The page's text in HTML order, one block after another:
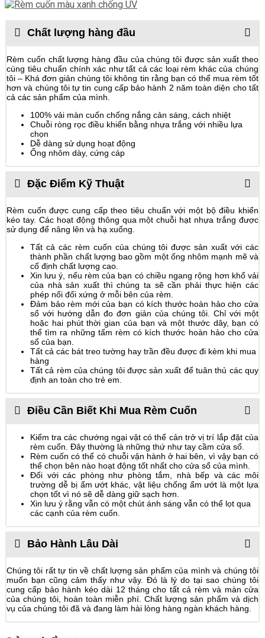
Chất lượng hàng đầu
Rèm cuốn chất lượng hàng đầu của chúng tôi được sản xuất theo
cùng tiêu chuẩn chính xác như tất cả các loại rèm khác của chúng
tôi – Khá đơn giản chúng tôi không tin rằng bạn có thể mua rèm tốt
hơn và chúng tôi tự tin cung cấp bảo hành 2 năm toàn diện cho tất
cả các sản phẩm của mình.
100% vải màn cuốn chống nắng cản sáng, cách nhiệt
Chuỗi ròng rọc điều khiển bằng nhựa trắng với nhiều lựa
chọn
Dễ dàng sử dụng hoạt động
Ống nhôm dày, cứng cáp
Đặc Điểm Kỹ Thuật
Rèm cuốn được cung cấp theo tiêu chuẩn với một bộ điều khiển
kéo tay. Các hoạt động thông qua một chuỗi hạt nhựa trắng được
sử dụng để nâng lên và hạ xuống.
Tất cả các rèm cuốn của chúng tôi được sản xuất với các
thành phần chất lượng bao gồm một ống nhôm mạnh mẽ và
cố định chất lượng cao.
Xin lưu ý, nếu rèm của bạn có chiều ngang rộng hơn khổ vải
của nhà sản xuất thì chúng ta sẽ cần phải thực hiện các
phép nối đối xứng ở mỗi bên của rèm.
Đảm bảo rèm mới của bạn có kích thước hoàn hảo cho cửa
sổ với hướng dẫn đo đơn giản của chúng tôi. Chỉ với một
hoặc hai phút thời gian của bạn và một thước dây, bạn có
thể tìm ra những tấm rèm có kích thước hoàn hảo cho cửa
sổ của bạn.
Tất cả các bát treo tường hay trần đều được đi kèm khi mua
hàng
Tất cả rèm của chúng tôi được sản xuất để tuân thủ các quy
định an toàn cho trẻ em.
Điều Cần Biết Khi Mua Rèm Cuốn
Kiểm tra các chướng ngại vật có thể cản trở vị trí lắp đặt của
rèm cuốn. Đây thường là những thứ như tay cầm cửa sổ.
Rèm cuốn có thể có chuỗi vận hành ở hai bên, vì vậy bạn có
thể chọn bên nào hoạt động tốt nhất cho cửa sổ của mình.
Đối với các phòng như phòng tắm, nhà bếp và các môi
trường dễ bị ẩm ướt khác, vật liệu chống ẩm ướt là một lựa
chọn tốt vì nó sẽ dễ dàng giữ sạch hơn.
Xin lưu ý rằng vẫn có một chút ánh sáng vẫn có thể lọt qua
các cạnh của rèm cuốn.
Bảo Hành Lâu Dài
Chúng tôi rất tự tin về chất lượng sản phẩm của mình và chúng tôi
muốn bạn cũng cảm thấy như vậy. Đó là lý do tại sao chúng tôi
cung cấp bảo hành kéo dài 12 tháng cho tất cả rèm và màn cửa
của chúng tôi, hoàn toàn miễn phí. Chất lượng sản phẩm và dịch
vụ của chúng tôi đã và đang làm hài lòng hàng ngàn khách hàng.